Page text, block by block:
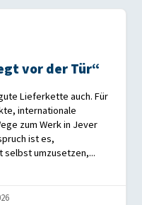
vor der Tür“
Lieferkette auch. Für
internationale
zum Werk in Jever
ist es,
selbst umzusetzen,...